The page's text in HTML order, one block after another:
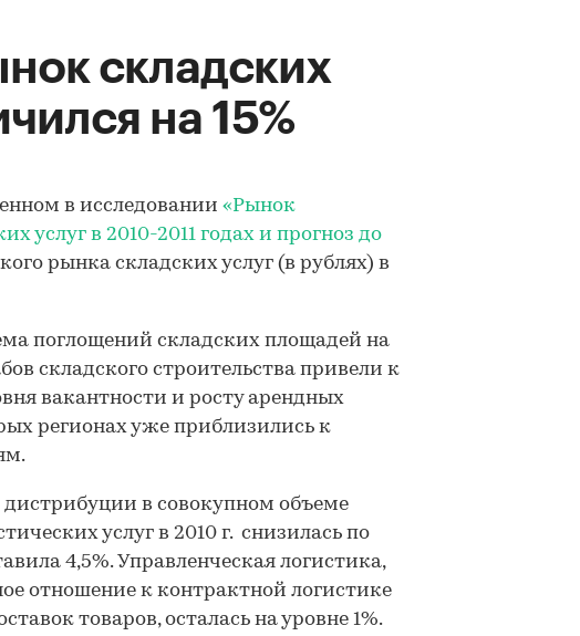
складских
на 15%
в исследовании «Рынок
услуг в 2010-2011 годах и прогноз до
рынка складских услуг (в рублях) в
поглощений складских площадей на
складского строительства привели к
вакантности и росту арендных
регионах уже приблизились к
в совокупном объеме
услуг в 2010 г. снизилась по
4,5%. Управленческая логистика,
отношение к контрактной логистике
товаров, осталась на уровне 1%.